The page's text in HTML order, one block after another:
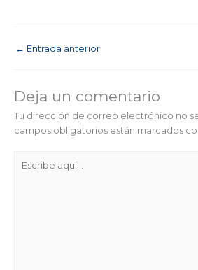
← Entrada anterior
Deja un comentario
Tu dirección de correo electrónico no
campos obligatorios están marcados